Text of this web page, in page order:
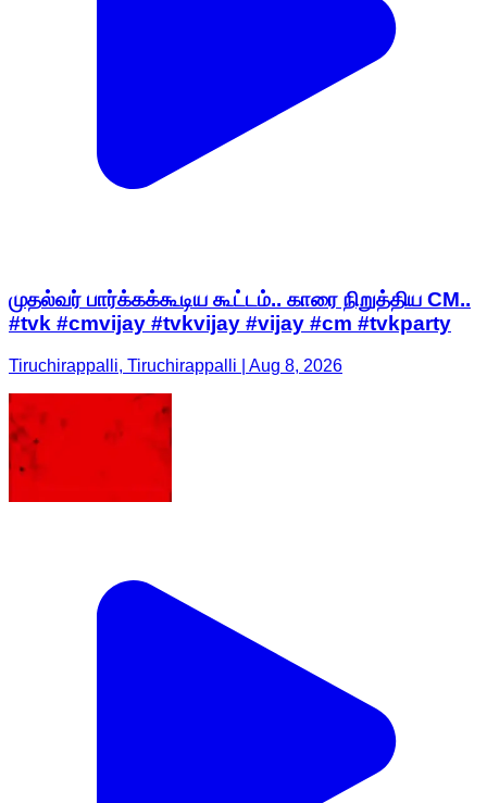
முதல்வர் பார்க்கக்கூடிய கூட்டம்.. காரை நிறுத்திய CM..
#tvk #cmvijay #tvkvijay #vijay #cm #tvkparty
Tiruchirappalli, Tiruchirappalli | Aug 8, 2026